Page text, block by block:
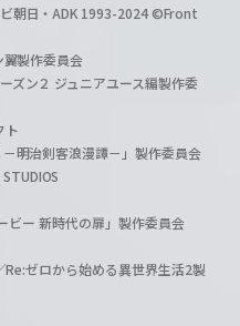
朝日・ADK 1993-2024 ©Front
製作委員会
ズン２ ジュニアユース編製作委
ト
明治剣客浪漫譚－」製作委員会
ビー 新時代の扉」製作委員会
ゼロから始める異世界生活2製